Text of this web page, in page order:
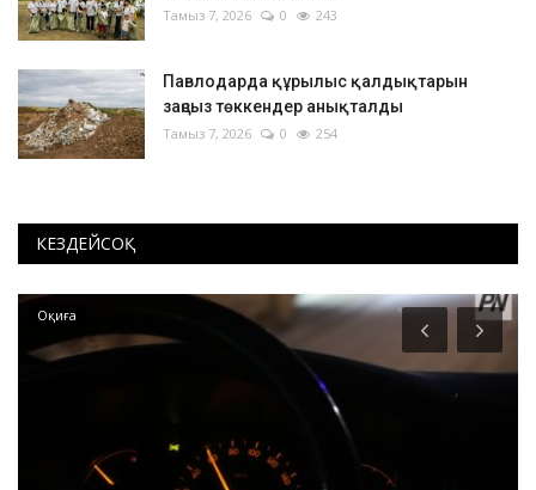
Тамыз 7, 2026 0 243
Павлодарда құрылыс қалдықтарын
заңсыз төккендер анықталды
Тамыз 7, 2026 0 254
КЕЗДЕЙСОҚ
Оқиға